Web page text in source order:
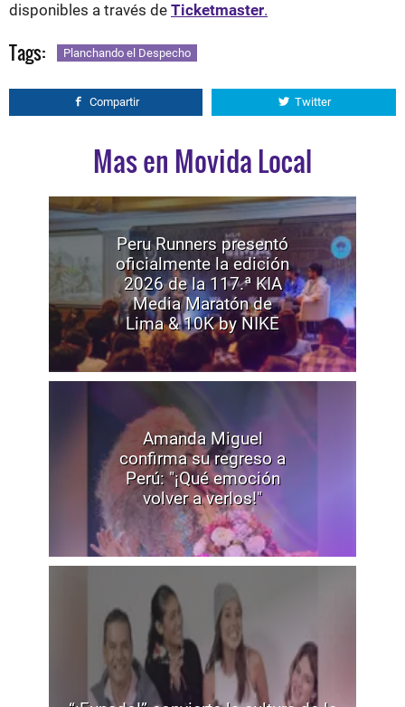
disponibles a través de Ticketmaster.
Tags: Planchando el Despecho
Compartir Twitter
Mas en Movida Local
Peru Runners presentó
oficialmente la edición
2026 de la 117.ª KIA
Media Maratón de
Lima & 10K by NIKE
Amanda Miguel
confirma su regreso a
Perú: "¡Qué emoción
volver a verlos!"